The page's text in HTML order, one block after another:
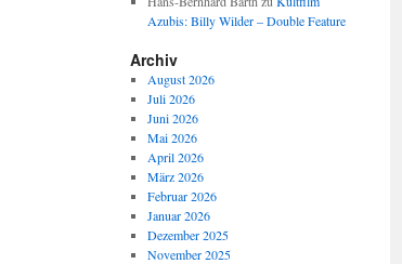
Azubis: Billy Wilder – Double Feature
Archiv
August 2026
Juli 2026
Juni 2026
Mai 2026
April 2026
März 2026
Februar 2026
Januar 2026
Dezember 2025
November 2025